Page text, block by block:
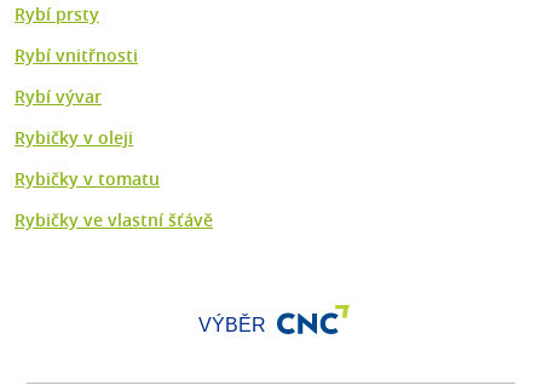
Rybí prsty
Rybí vnitřnosti
Rybí vývar
Rybičky v oleji
Rybičky v tomatu
Rybičky ve vlastní šťávě
VÝBĚR